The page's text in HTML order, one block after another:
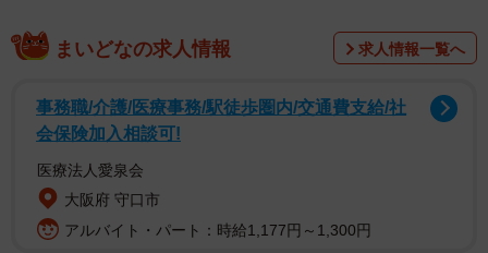
洗濯物を干してもなんか臭い ※画像はイメージです
（Beruta/photoAC）
このような干し方をおこなっていたところ、いつの間にか
お気に入りの色鮮やかな衣類が一気に色あせてしまったの
です。そのうえ一緒に干していたタオルから嫌な臭いが漂
ってくるようになり、Aさんは頭を悩ませていました。
まいどなの求人情報 求人情報一覧へ
事務職/介護/医療事務/駅徒歩圏内/交通費支給/社
会保険加入相談可!
医療法人愛泉会
大阪府 守口市
アルバイト・パート：時給1,177円～1,300円